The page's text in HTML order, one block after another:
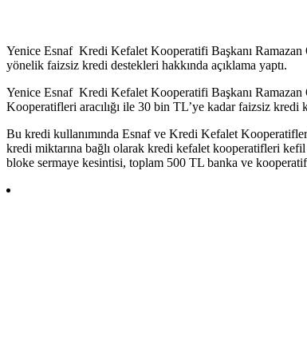
Yenice Esnaf Kredi Kefalet Kooperatifi Başkanı
yönelik faizsiz kredi destekleri hakkında açıklama yaptı.
Yenice Esnaf Kredi Kefalet Kooperatifi Başkanı
Kooperatifleri aracılığı ile 30 bin TL’ye kadar faizsiz kredi
Bu kredi kullanımında Esnaf ve Kredi Kefalet
kredi miktarına bağlı olarak kredi kefalet kooperatifleri
bloke sermaye kesintisi, toplam 500 TL banka ve